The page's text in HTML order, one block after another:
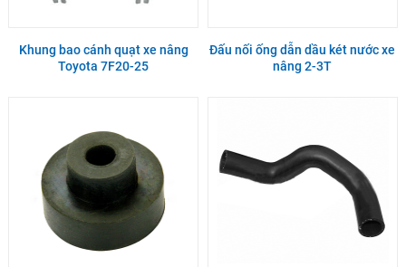
Khung bao cánh quạt xe nâng
Toyota 7F20-25
Đấu nối ống dẫn dầu két nước xe
nâng 2-3T